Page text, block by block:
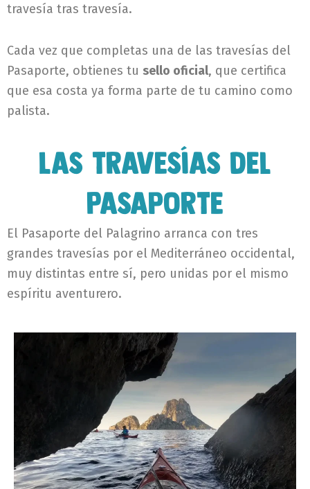
travesía tras travesía.
Cada vez que completas una de las travesías del
Pasaporte, obtienes tu sello oficial, que certifica
que esa costa ya forma parte de tu camino como
palista.
Las travesías del
Pasaporte
El Pasaporte del Palagrino arranca con tres
grandes travesías por el Mediterráneo occidental,
muy distintas entre sí, pero unidas por el mismo
espíritu aventurero.